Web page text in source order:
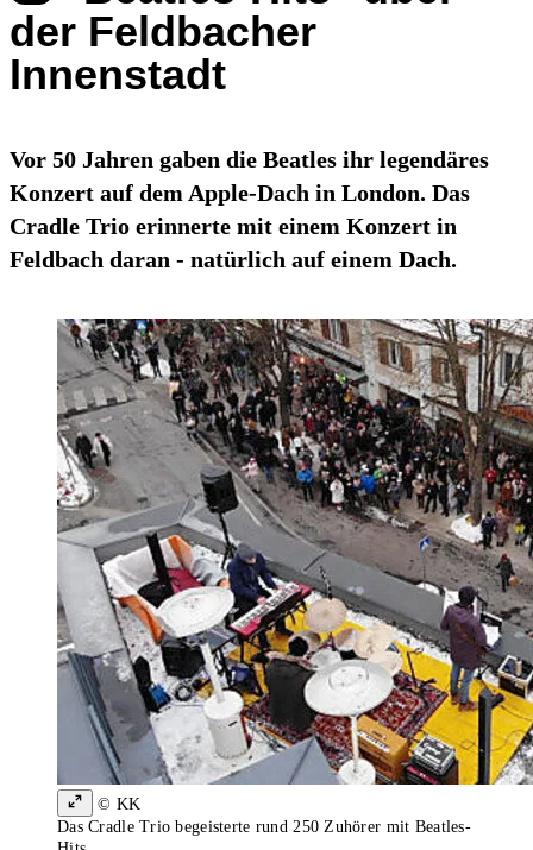
der Feldbacher
Innenstadt
Vor 50 Jahren gaben die Beatles ihr legendäres
Konzert auf dem Apple-Dach in London. Das
Cradle Trio erinnerte mit einem Konzert in
Feldbach daran - natürlich auf einem Dach.
© KK
Das Cradle Trio begeisterte rund 250 Zuhörer mit Beatles-